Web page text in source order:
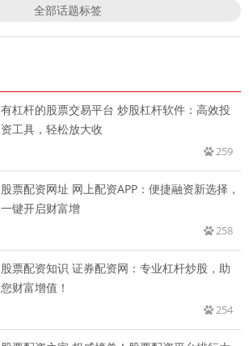
全部话题标签
有杠杆的股票交易平台 炒股杠杆软件：高效投
资工具，轻松放大收
259
股票配资网址 网上配资APP：便捷融资新选择，
一键开启财富增
258
股票配资知识 证券配资网：专业杠杆炒股，助
您财富增值！
254